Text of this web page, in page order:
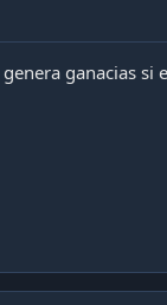
ganacias si